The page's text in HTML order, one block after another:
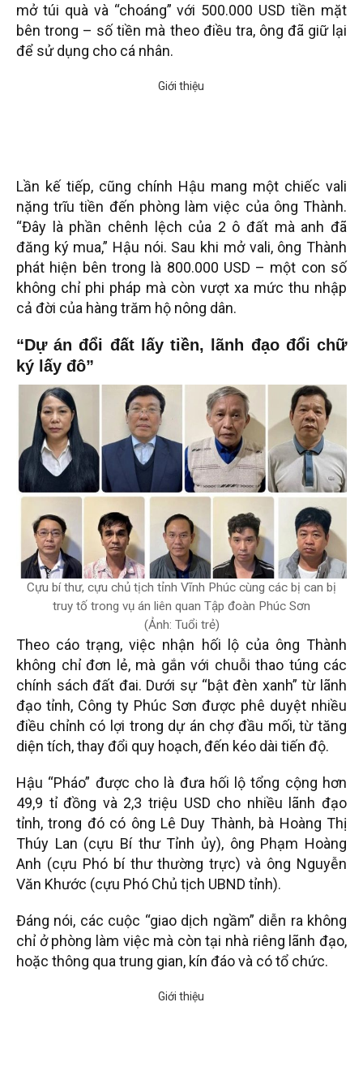
mở túi quà và “choáng” với 500.000 USD tiền mặt
bên trong – số tiền mà theo điều tra, ông đã giữ lại
để sử dụng cho cá nhân.
Lần kế tiếp, cũng chính Hậu mang một chiếc vali
nặng trĩu tiền đến phòng làm việc của ông Thành.
“Đây là phần chênh lệch của 2 ô đất mà anh đã
đăng ký mua,” Hậu nói. Sau khi mở vali, ông Thành
phát hiện bên trong là 800.000 USD – một con số
không chỉ phi pháp mà còn vượt xa mức thu nhập
cả đời của hàng trăm hộ nông dân.
“Dự án đổi đất lấy tiền, lãnh đạo đổi chữ
ký lấy đô”
Cựu bí thư, cựu chủ tịch tỉnh Vĩnh Phúc cùng các bị can bị
truy tố trong vụ án liên quan Tập đoàn Phúc Sơn
(Ảnh: Tuổi trẻ)
Theo cáo trạng, việc nhận hối lộ của ông Thành
không chỉ đơn lẻ, mà gắn với chuỗi thao túng các
chính sách đất đai. Dưới sự “bật đèn xanh” từ lãnh
đạo tỉnh, Công ty Phúc Sơn được phê duyệt nhiều
điều chỉnh có lợi trong dự án chợ đầu mối, từ tăng
diện tích, thay đổi quy hoạch, đến kéo dài tiến độ.
Hậu “Pháo” được cho là đưa hối lộ tổng cộng hơn
49,9 tỉ đồng và 2,3 triệu USD cho nhiều lãnh đạo
tỉnh, trong đó có ông Lê Duy Thành, bà Hoàng Thị
Thúy Lan (cựu Bí thư Tỉnh ủy), ông Phạm Hoàng
Anh (cựu Phó bí thư thường trực) và ông Nguyễn
Văn Khước (cựu Phó Chủ tịch UBND tỉnh).
Đáng nói, các cuộc “giao dịch ngầm” diễn ra không
chỉ ở phòng làm việc mà còn tại nhà riêng lãnh đạo,
hoặc thông qua trung gian, kín đáo và có tổ chức.